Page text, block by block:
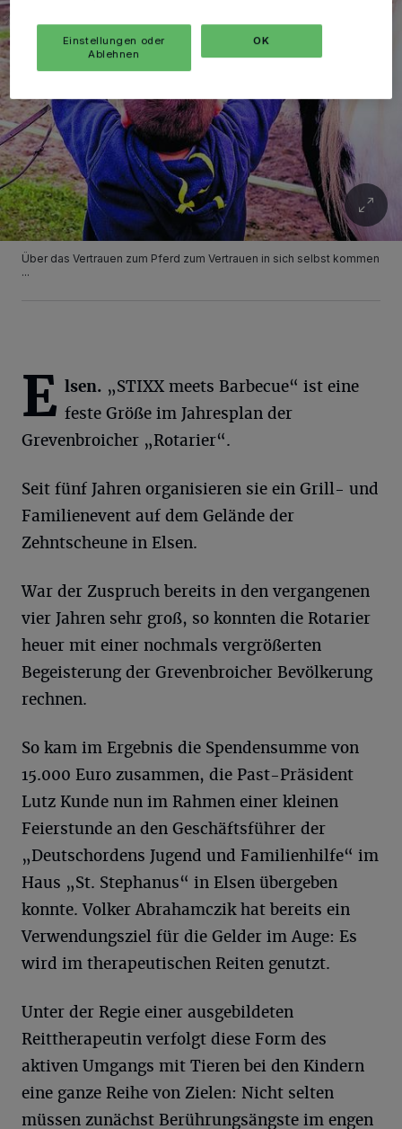
Über das Vertrauen zum Pferd zum Vertrauen in sich selbst kommen
...
E lsen. „STIXX meets Barbecue“ ist eine
feste Größe im Jahresplan der
Grevenbroicher „Rotarier“.
Seit fünf Jahren organisieren sie ein Grill- und
Familienevent auf dem Gelände der
Zehntscheune in Elsen.
War der Zuspruch bereits in den vergangenen
vier Jahren sehr groß, so konnten die Rotarier
heuer mit einer nochmals vergrößerten
Begeisterung der Grevenbroicher Bevölkerung
rechnen.
So kam im Ergebnis die Spendensumme von
15.000 Euro zusammen, die Past-Präsident
Lutz Kunde nun im Rahmen einer kleinen
Feierstunde an den Geschäftsführer der
„Deutschordens Jugend und Familienhilfe“ im
Haus „St. Stephanus“ in Elsen übergeben
konnte. Volker Abrahamczik hat bereits ein
Verwendungsziel für die Gelder im Auge: Es
wird im therapeutischen Reiten genutzt.
Unter der Regie einer ausgebildeten
Reittherapeutin verfolgt diese Form des
aktiven Umgangs mit Tieren bei den Kindern
eine ganze Reihe von Zielen: Nicht selten
müssen zunächst Berührungsängste im engen
Einstellungen oder
Ablehnen
OK